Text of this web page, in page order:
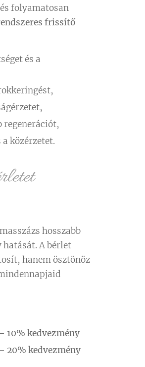
folyamatosan
frissítő
és a
regenerációt,
közérzetet.
hosszabb
A bérlet
hanem ösztönöz
10% kedvezmény
20% kedvezmény